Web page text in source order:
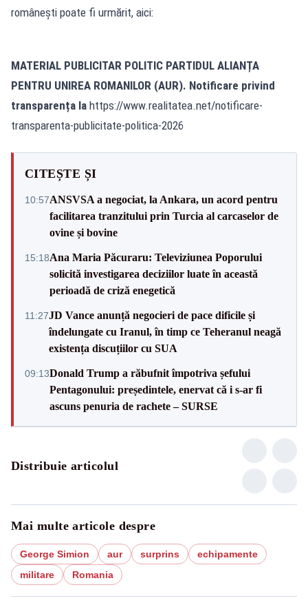
românești poate fi urmărit, aici:
MATERIAL PUBLICITAR POLITIC PARTIDUL ALIANȚA
PENTRU UNIREA ROMANILOR (AUR). Notificare privind
transparența la https://www.realitatea.net/notificare-
transparenta-publicitate-politica-2026
CITEȘTE ȘI
10:57ANSVSA a negociat, la Ankara, un acord pentru
facilitarea tranzitului prin Turcia al carcaselor de
ovine și bovine
15:18Ana Maria Păcuraru: Televiziunea Poporului
solicită investigarea deciziilor luate în această
perioadă de criză enegetică
11:27JD Vance anunță negocieri de pace dificile și
îndelungate cu Iranul, în timp ce Teheranul neagă
existența discuțiilor cu SUA
09:13Donald Trump a răbufnit împotriva șefului
Pentagonului: președintele, enervat că i s-ar fi
ascuns penuria de rachete – SURSE
Distribuie articolul
Mai multe articole despre
George Simion aur surprins
echipamente
militare
Romania